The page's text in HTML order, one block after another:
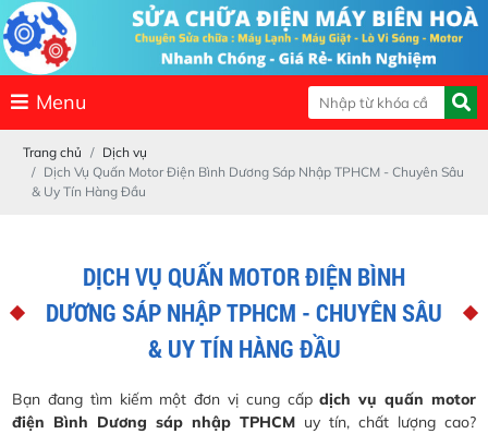
Menu
Trang chủ
Dịch vụ
Dịch Vụ Quấn Motor Điện Bình Dương Sáp Nhập TPHCM - Chuyên Sâu
& Uy Tín Hàng Đầu
DỊCH VỤ QUẤN MOTOR ĐIỆN BÌNH
DƯƠNG SÁP NHẬP TPHCM - CHUYÊN SÂU
& UY TÍN HÀNG ĐẦU
Bạn đang tìm kiếm một đơn vị cung cấpdịch vụ quấn motor
điện Bình Dương sáp nhập TPHCM uy tín, chất lượng cao?